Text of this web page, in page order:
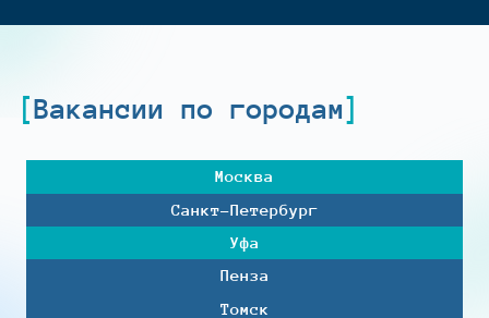
Вакансии по городам
Москва
Санкт-Петербург
Уфа
Пенза
Томск